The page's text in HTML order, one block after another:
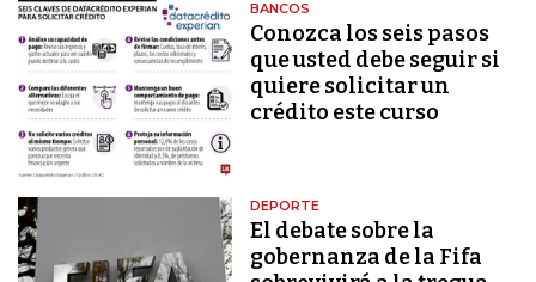
BANCOS
Conozca los seis pasos
que usted debe seguir si
quiere solicitar un
crédito este curso
DEPORTE
El debate sobre la
gobernanza de la Fifa